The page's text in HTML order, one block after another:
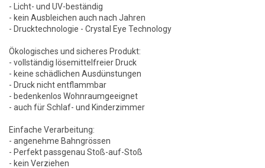
- Licht- und UV-beständig
- kein Ausbleichen auch nach Jahren
- Drucktechnologie - Crystal Eye Technology
Ökologisches und sicheres Produkt:
- vollständig lösemittelfreier Druck
- keine schädlichen Ausdünstungen
- Druck nicht entflammbar
- bedenkenlos Wohnraumgeeignet
- auch für Schlaf- und Kinderzimmer
Einfache Verarbeitung:
- angenehme Bahngrössen
- Perfekt passgenau Stoß-auf-Stoß
- kein Verziehen